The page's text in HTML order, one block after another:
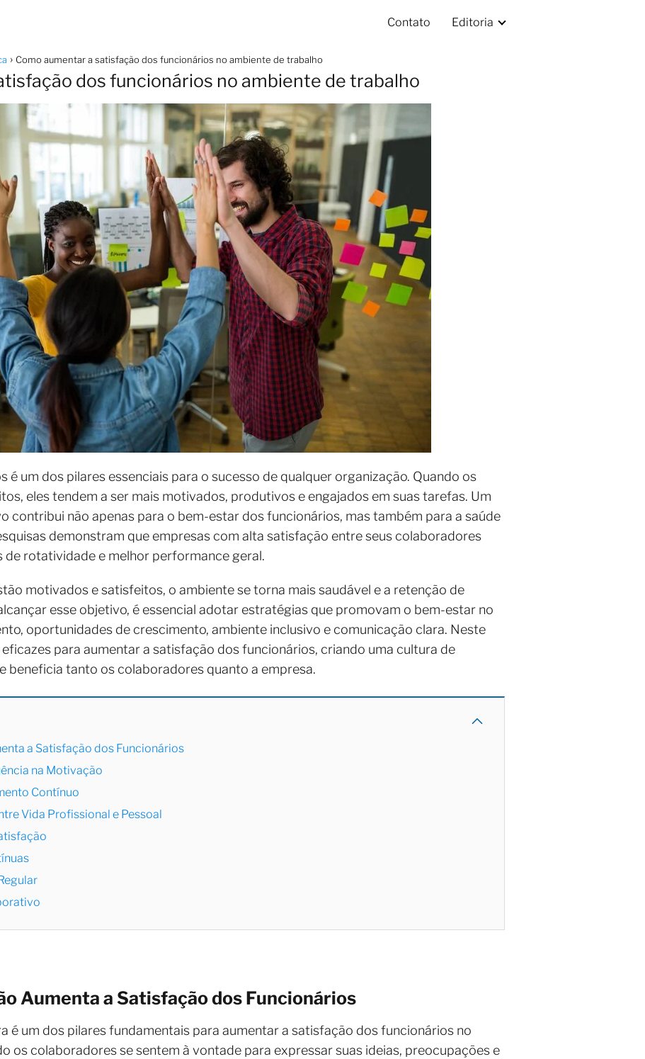
Contato Editoria
Como aumentar a satisfação dos funcionários no ambiente de trabalho
dos funcionários no ambiente de trabalho
é um dos pilares essenciais para o sucesso de qualquer organização. Quando os
eles tendem a ser mais motivados, produtivos e engajados em suas tarefas. Um
contribui não apenas para o bem-estar dos funcionários, mas também para a saúde
demonstram que empresas com alta satisfação entre seus colaboradores
de rotatividade e melhor performance geral.
motivados e satisfeitos, o ambiente se torna mais saudável e a retenção de
esse objetivo, é essencial adotar estratégias que promovam o bem-estar no
oportunidades de crescimento, ambiente inclusivo e comunicação clara. Neste
para aumentar a satisfação dos funcionários, criando uma cultura de
beneficia tanto os colaboradores quanto a empresa.
a Satisfação dos Funcionários
na Motivação
Contínuo
Vida Profissional e Pessoal
Aumenta a Satisfação dos Funcionários
é um dos pilares fundamentais para aumentar a satisfação dos funcionários no
os colaboradores se sentem à vontade para expressar suas ideias, preocupações e